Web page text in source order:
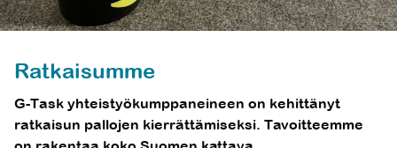
Ratkaisumme
G-Task yhteistyökumppaneineen on kehittänyt
ratkaisun pallojen kierrättämiseksi. Tavoitteemme